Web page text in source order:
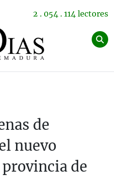
2 . 054 . 114 lectores
de
nuevo
de